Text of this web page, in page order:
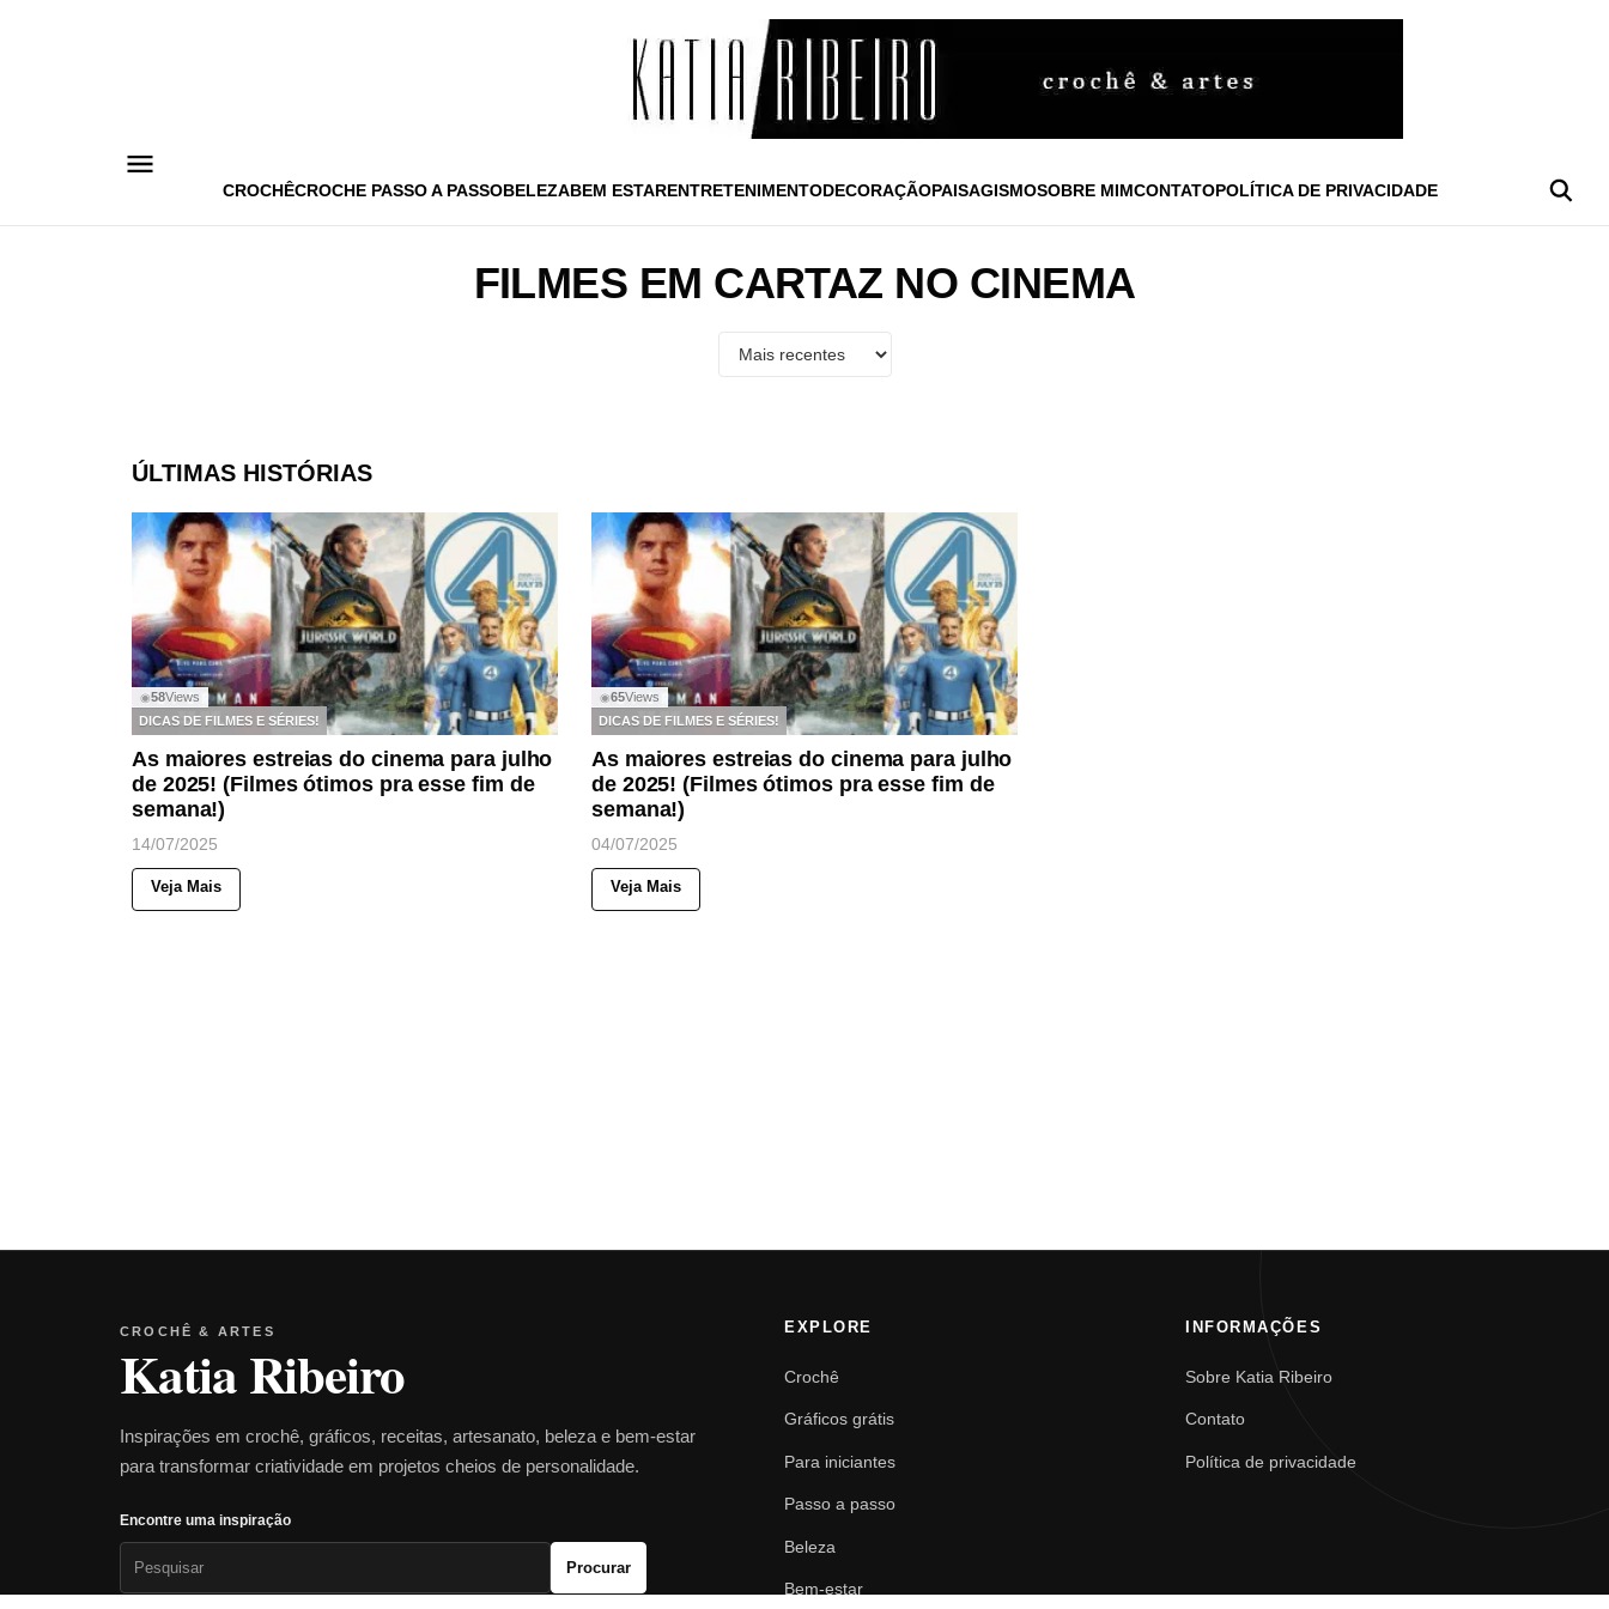
CROCHÊCROCHE PASSO A PASSOBELEZABEM ESTARENTRETENIMENTODECORAÇÃOPAISAGISMOSOBRE MIMCONTATOPOLÍTICA DE PRIVACIDADE
FILMES EM CARTAZ NO CINEMA
ÚLTIMAS HISTÓRIAS
◉58Views
DICAS DE FILMES E SÉRIES!
As maiores estreias do cinema para julho
de 2025! (Filmes ótimos pra esse fim de
semana!)
14/07/2025
Veja Mais
◉65Views
DICAS DE FILMES E SÉRIES!
As maiores estreias do cinema para julho
de 2025! (Filmes ótimos pra esse fim de
semana!)
04/07/2025
Veja Mais
CROCHÊ & ARTES
Katia Ribeiro
Inspirações em crochê, gráficos, receitas, artesanato, beleza e bem-estar
para transformar criatividade em projetos cheios de personalidade.
Encontre uma inspiração
Procurar
EXPLORE
Crochê
Gráficos grátis
Para iniciantes
Passo a passo
Beleza
Bem-estar
INFORMAÇÕES
Sobre Katia Ribeiro
Contato
Política de privacidade